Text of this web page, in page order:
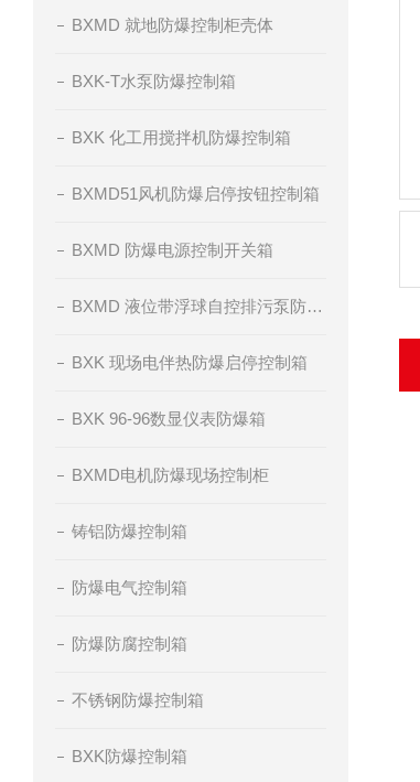
BXMD 就地防爆控制柜壳体
BXK-T水泵防爆控制箱
BXK 化工用搅拌机防爆控制箱
BXMD51风机防爆启停按钮控制箱
BXMD 防爆电源控制开关箱
BXMD 液位带浮球自控排污泵防爆控制箱
BXK 现场电伴热防爆启停控制箱
BXK 96-96数显仪表防爆箱
BXMD电机防爆现场控制柜
铸铝防爆控制箱
防爆电气控制箱
防爆防腐控制箱
不锈钢防爆控制箱
BXK防爆控制箱